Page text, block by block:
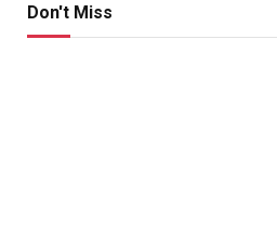
Don't Miss